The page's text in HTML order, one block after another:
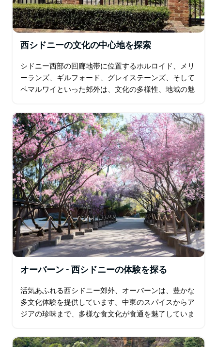
西シドニーの文化の中心地を探索
シドニー西部の回廊地帯に位置するホルロイド、メリ
ーランズ、ギルフォード、グレイステーンズ、そして
ペマルワイといった郊外は、文化の多様性、地域の魅
ます。初期のヨーロッパ人入植にまで遡る歴史と…
オーバーン - 西シドニーの体験を探る
活気あふれる西シドニー郊外、オーバーンは、豊かな
多文化体験を提供しています。中東のスパイスからア
ジアの珍味まで、多様な食文化が食通を魅了していま
庭園は桜の季節に美しく輝きます。オーバーン・ガリ